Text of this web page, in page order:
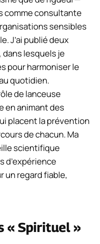
comme consultante
sensibles
J’ai publié deux
lesquels je
pour harmoniser le
quotidien.
de lanceuse
en animant des
placent la prévention
de chacun. Ma
scientifique
d’expérience
un regard fiable,
« Spirituel »